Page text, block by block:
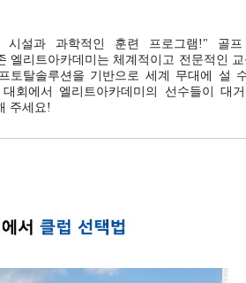
설과 과학적인 훈련 프로그램 !"
골
엘리트아카데미는 체계적이고 전문적인
토탈솔루션을 기반으로 세계 무대에 설
대회에서 엘리트아카데미의 선수들이 대
주세요!